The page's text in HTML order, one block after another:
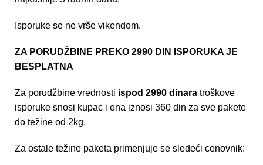
Isporuke se ne vrše vikendom.
ZA PORUDŽBINE PREKO 2990 DIN ISPORUKA JE
BESPLATNA
Za porudžbine vrednosti ispod 2990 dinara troškove
isporuke snosi kupac i ona iznosi 360 din za sve pakete
do težine od 2kg.
Za ostale težine paketa primenjuje se sledeći cenovnik: